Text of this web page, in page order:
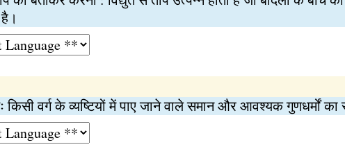
किसी वर्ग के व्यष्टियों में पाए जाने वाले समान और आवश्यक गुणधर्मों का